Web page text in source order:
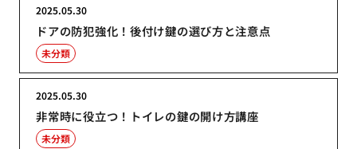
ドアの防犯強化！後付け鍵の選び方と注意点
2025.05.30
未分類
非常時に役立つ！トイレの鍵の開け方講座
2025.05.30
未分類